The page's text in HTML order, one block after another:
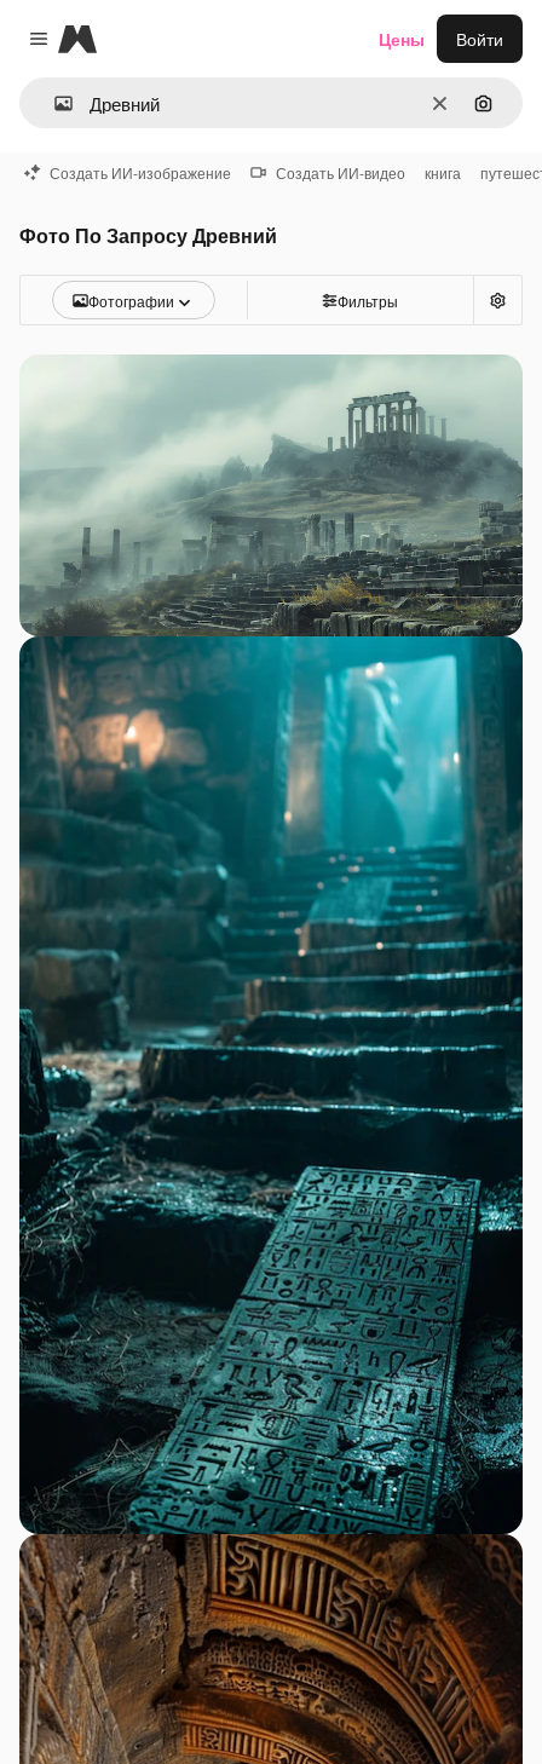
Close menu
Magnific
ОчиститьПоиск
Цены Войти
Создать ИИ-изображение Создать ИИ-видео книга
Фото По Запросу Древний
Фотографии Фильтры